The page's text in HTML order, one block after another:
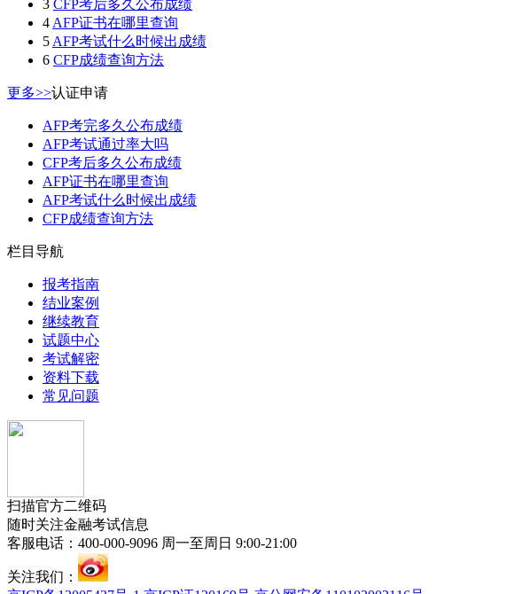
3 CFP考后多久公布成绩
4 AFP证书在哪里查询
5 AFP考试什么时候出成绩
6 CFP成绩查询方法
更多>>认证申请
AFP考完多久公布成绩
AFP考试通过率大吗
CFP考后多久公布成绩
AFP证书在哪里查询
AFP考试什么时候出成绩
CFP成绩查询方法
栏目导航
报考指南
结业案例
继续教育
试题中心
考试解密
资料下载
常见问题
扫描官方二维码
随时关注金融考试信息
客服电话：400-000-9096 周一至周日 9:00-21:00
关注我们：